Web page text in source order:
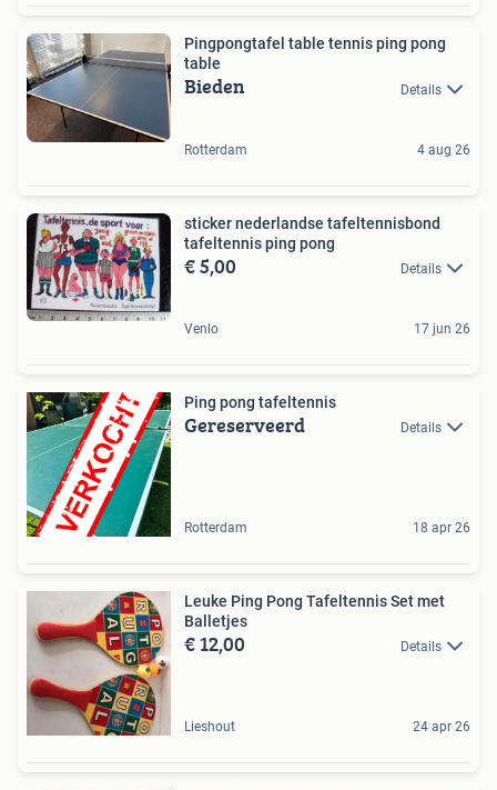
Pingpongtafel table tennis ping pong
table
Bieden Details
Rotterdam 4 aug 26
sticker nederlandse tafeltennisbond
tafeltennis ping pong
€ 5,00 Details
Venlo 17 jun 26
Ping pong tafeltennis
Gereserveerd Details
Rotterdam 18 apr 26
Leuke Ping Pong Tafeltennis Set met
Balletjes
€ 12,00 Details
Lieshout 24 apr 26